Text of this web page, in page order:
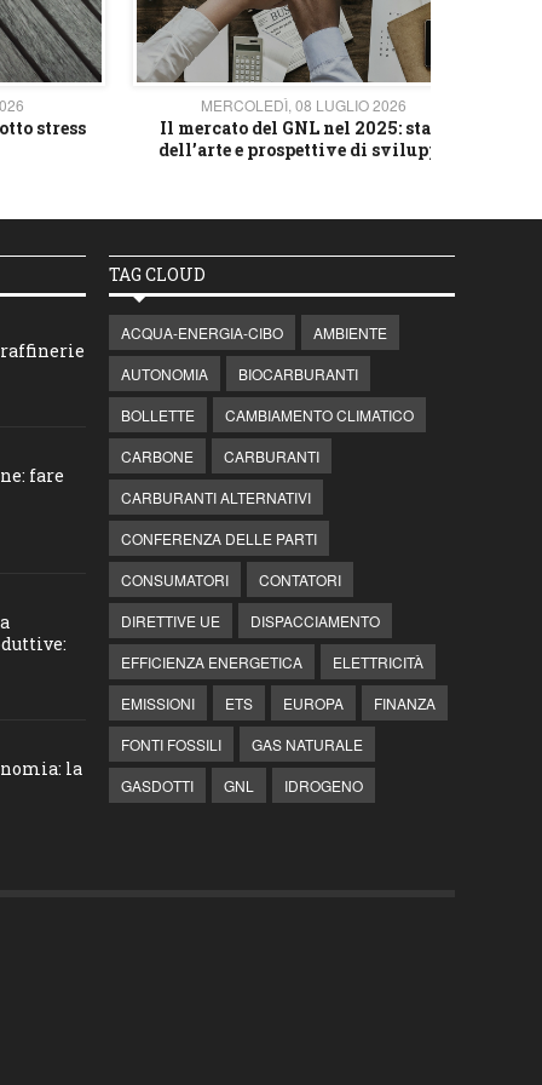
stress
MERCOLEDÌ, 08 LUGLIO 2026
Il mercato del GNL nel 2025: stato
dell’arte e prospettive di sviluppo
raffinerie
fare
la
TAG CLOUD
ACQUA-ENERGIA-CIBO
AMBIENTE
AUTONOMIA
BIOCARBURANTI
BOLLETTE
CAMBIAMENTO CLIMATICO
CARBONE
CARBURANTI
CARBURANTI ALTERNATIVI
CONFERENZA DELLE PARTI
CONSUMATORI
CONTATORI
DIRETTIVE UE
DISPACCIAMENTO
EFFICIENZA ENERGETICA
ELETTRICITÀ
EMISSIONI
ETS EUROPA
FINANZA
FONTI FOSSILI
GAS NATURALE
GASDOTTI
GNL IDROGENO